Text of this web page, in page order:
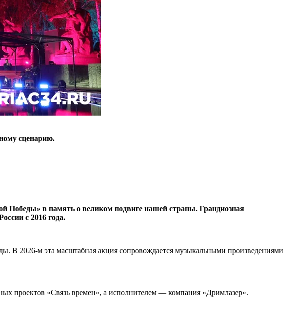
сценарию.
Победы» в память о великом подвиге нашей страны. Грандиозная
с 2016 года.
2026-м эта масштабная акция сопровождается музыкальными произведениями
проектов «Связь времен», а исполнителем — компания «Дримлазер».